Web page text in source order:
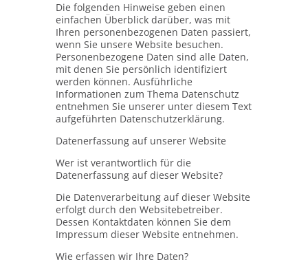
Die folgenden Hinweise geben einen
einfachen Überblick darüber, was mit
Ihren personenbezogenen Daten passiert,
wenn Sie unsere Website besuchen.
Personenbezogene Daten sind alle Daten,
mit denen Sie persönlich identifiziert
werden können. Ausführliche
Informationen zum Thema Datenschutz
entnehmen Sie unserer unter diesem Text
aufgeführten Datenschutzerklärung.
Datenerfassung auf unserer Website
Wer ist verantwortlich für die
Datenerfassung auf dieser Website?
Die Datenverarbeitung auf dieser Website
erfolgt durch den Websitebetreiber.
Dessen Kontaktdaten können Sie dem
Impressum dieser Website entnehmen.
Wie erfassen wir Ihre Daten?